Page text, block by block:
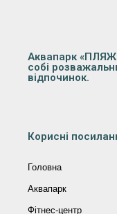
Аквапарк
собі
відпочинок.
Корисні
Головна
Аквапарк
Фітнес-центр